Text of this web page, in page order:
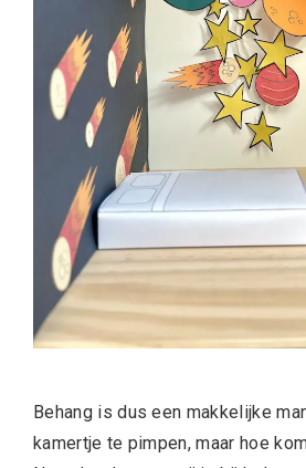
Behang is dus een makkelijke
kamertje te pimpen, maar hoe